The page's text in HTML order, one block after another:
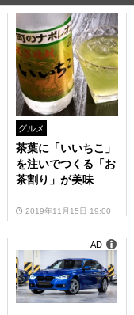
グルメ
茶葉に「いいちこ」
を注いでつくる「お
茶割り」が美味
2019年11月15日 19:00
AD